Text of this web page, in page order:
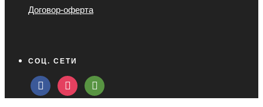
Договор-оферта
СОЦ. СЕТИ
facebookinstagramtripadvisor